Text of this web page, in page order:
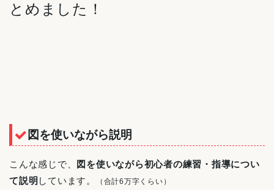
とめました！
図を使いながら説明
こんな感じで、
図を使いながら初心者の練習・指導につい
て説明 しています。 （合計6万字くらい）